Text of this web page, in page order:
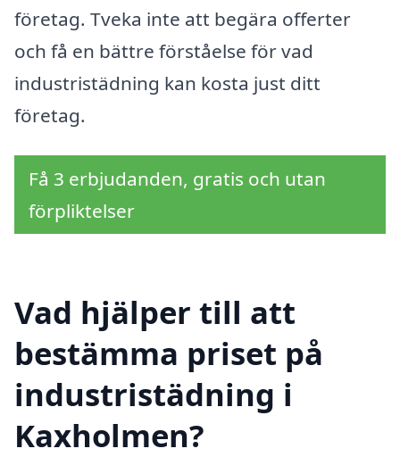
företag. Tveka inte att begära offerter
och få en bättre förståelse för vad
industristädning kan kosta just ditt
företag.
Få 3 erbjudanden, gratis och utan
förpliktelser
Vad hjälper till att
bestämma priset på
industristädning i
Kaxholmen?